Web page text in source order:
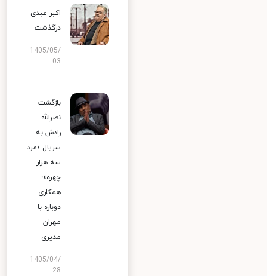
اکبر عبدی
درگذشت
1405/05/
03
بازگشت
نصرالله
رادش به
سریال «مرد
سه هزار
چهره»؛
همکاری
دوباره با
مهران
مدیری
1405/04/
28